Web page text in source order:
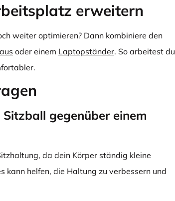
erweitern
weiter optimieren? Dann kombiniere den
oder einem Laptopständer. So arbeitest du
gegenüber einem
da dein Körper ständig kleine
kann helfen, die Haltung zu verbessern und